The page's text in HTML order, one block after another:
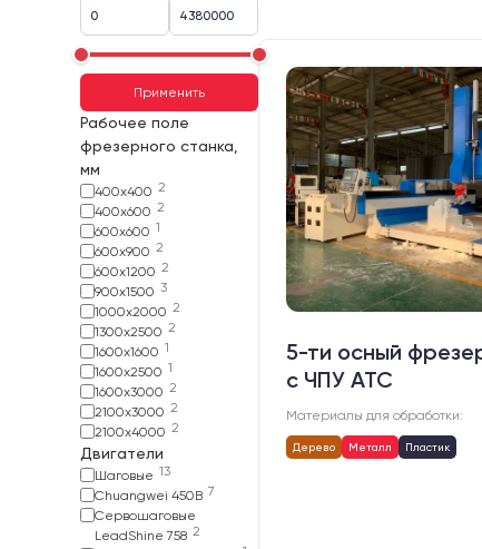
Применить
Рабочее поле
фрезерного станка,
мм
400х400 2
400х600 2
600х600 1
600х900 2
600х1200 2
900х1500 3
1000х2000 2
1300х2500 2
1600х1600 1
1600х2500 1
1600х3000 2
2100х3000 2
2100х4000 2
Двигатели
Шаговые 13
Chuangwei 450B 7
Сервошаговые
LeadShine 758 2
5-ти осный
с ЧПУ АТС
Материалы для обработки:
Дерево Металл Пластик